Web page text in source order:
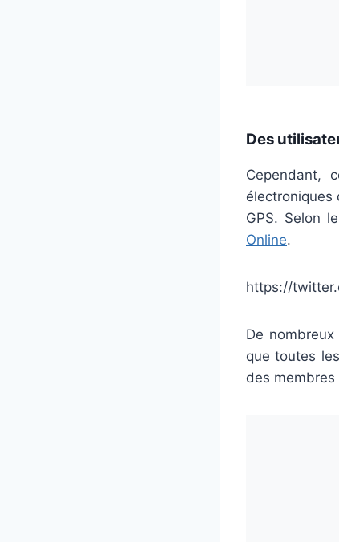
Des
Cependant,
électroniques
GPS. Selon
Online.
https://
De
que toutes
des membres